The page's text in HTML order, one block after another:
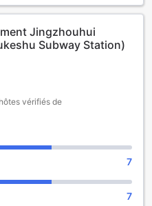
transportation, Jiukeshu
Park （East Gate）,
Studios Branch) and
all close by.
can unwind and relax in
city. For those driving
on site.
for guests traveling
Jingzhouhui
Subway Station)
vérifiés de
7
7